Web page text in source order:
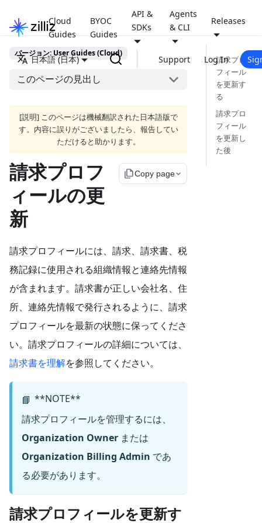
Cloud
Guides
BYOC
Guides
API &
SDKs
Agents
& CLI
Releases
日本語 (日本) Support Log In
バージョン: User Guides (Cloud)
このページの見出し
[説明] このページは機械翻訳された日本語版で
す。内容に誤りがございましたら、報告してい
ただけると助かります。
請求プロフ
ィールの更
新
file_copyCopy page
請求プロフィールには、請求、請求書、税
務記録に使用される組織情報と連絡先情報
が含まれます。請求書が正しい会社名、住
所、連絡先情報で発行されるように、請求
プロフィールを最新の状態に保ってくださ
い。請求プロフィールの詳細については、
請求書を理解を参照してください。
📘 **NOTE**
請求プロフィールを管理するには、
Organization Owner または
Organization Billing Admin であ
る必要があります。
請求プロフィールを更新す
請求プロ
フィール
を更新す
る
請求プロ
フィール
を更新し
た後